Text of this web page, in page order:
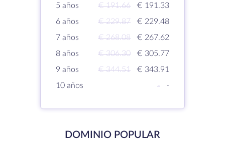
5 años
€ 191.66
€ 191.33
6 años
€ 229.87
€ 229.48
7 años
€ 268.08
€ 267.62
8 años
€ 306.30
€ 305.77
9 años
€ 344.51
€ 343.91
10 años
- -
DOMINIO POPULAR